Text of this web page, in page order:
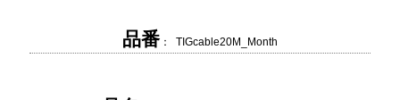
品番： TIGcable20M_Month